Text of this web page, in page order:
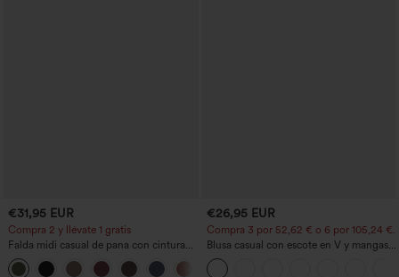
€31,95 EUR
Compra 2 y llévate 1 gratis
Falda midi casual de pana con cintura
media y bolsillo lateral frontal con
solapa
€26,95 EUR
Compra 3 por 52,62 € o 6 por 105,24 €.
Blusa casual con escote en V y mangas
cortas abullonadas